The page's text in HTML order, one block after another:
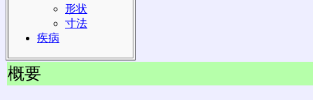
形状
寸法
疾病
概要